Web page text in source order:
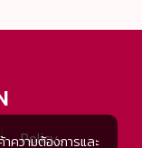
Policy
ความต้องการและ